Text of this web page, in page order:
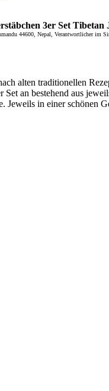
3er Set
44600, Nepal, Verantwortlicher im
alten traditionellen
Set an bestehend aus
Jeweils in einer schönen